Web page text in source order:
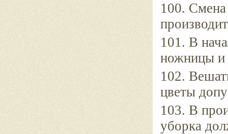
100.
101. В
ножницы и
102.
цветы
103. В
уборка